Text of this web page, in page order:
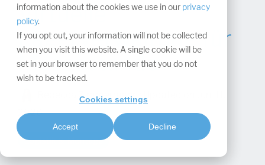
information about the cookies we use in our privacy
policy.
If you opt out, your information will not be collected
when you visit this website. A single cookie will be
set in your browser to remember that you do not
wish to be tracked.
Cookies settings
Accept Decline
Virtuelle
Lagerverwaltung für
Messestände
Rebecca Zimmermann
2026
Logistik & Montage